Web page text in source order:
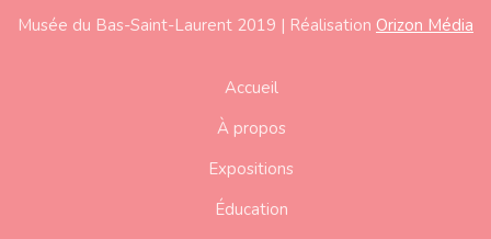
Musée du Bas-Saint-Laurent 2019 | Réalisation Orizon Média
Accueil
À propos
Expositions
Éducation